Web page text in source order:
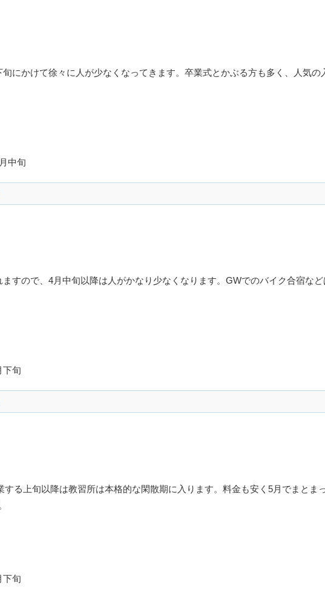
にかけて徐々に人が少なくなってきます。卒業式とかぶる方も多く、人気の
中旬
すので、4月中旬以降は人がかなり少なくなります。GWでのバイク合宿な
下旬
する上旬以降は教習所は本格的な閑散期に入ります。料金も安く5月でまとま
下旬